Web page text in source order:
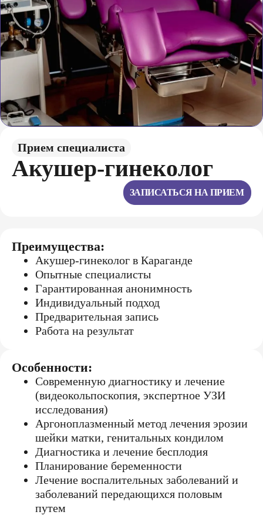
Прием специалиста
Акушер-гинекoлoг
ЗАПИСАТЬСЯ НА ПРИЕМ
Преимущества:
Акушер-гинеколог в Караганде
Опытные специалисты
Гарантированная анонимность
Индивидуальный подход
Предварительная запись
Работа на результат
Особенности:
Современную диагностику и лечение
(видеокольпоскопия, экспертное УЗИ
исследования)
Аргоноплазменный метод лечения эрозии
шейки матки, генитальных кондилом
Диагностика и лечение бесплодия
Планирование беременности
Лечение воспалительных заболеваний и
заболеваний передающихся половым
путем